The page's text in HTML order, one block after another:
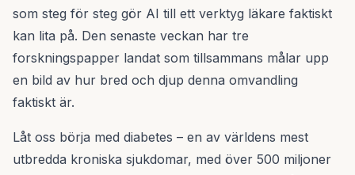
som steg för steg gör AI till ett verktyg läkare faktiskt
kan lita på. Den senaste veckan har tre
forskningspapper landat som tillsammans målar upp
en bild av hur bred och djup denna omvandling
faktiskt är.
Låt oss börja med diabetes – en av världens mest
utbredda kroniska sjukdomar, med över 500 miljoner